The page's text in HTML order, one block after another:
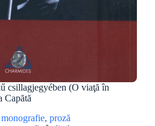
csillagjegyében (O viaţă în
Capătă
monografie, proză